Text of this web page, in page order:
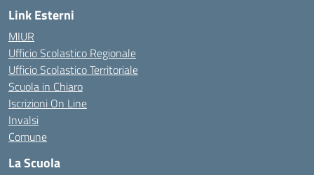
Link Esterni
MIUR
Ufficio Scolastico Regionale
Ufficio Scolastico Territoriale
Scuola in Chiaro
Iscrizioni On Line
Invalsi
Comune
La Scuola